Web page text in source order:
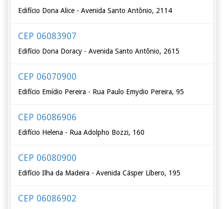
Edifício Dona Alice - Avenida Santo Antônio, 2114
CEP 06083907
Edifício Dona Doracy - Avenida Santo Antônio, 2615
CEP 06070900
Edifício Emídio Pereira - Rua Paulo Emydio Pereira, 95
CEP 06086906
Edifício Helena - Rua Adolpho Bozzi, 160
CEP 06080900
Edifício Ilha da Madeira - Avenida Cásper Líbero, 195
CEP 06086902